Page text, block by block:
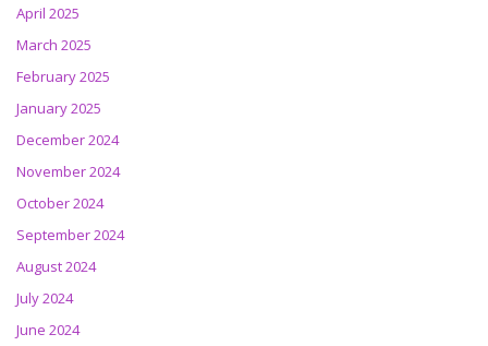
April 2025
March 2025
February 2025
January 2025
December 2024
November 2024
October 2024
September 2024
August 2024
July 2024
June 2024